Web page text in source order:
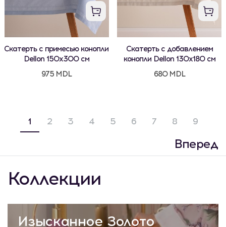
Скатерть с примесью конопли
Dellon 150x300 см
975 MDL
Скатерть с добавлением
конопли Dellon 130x180 см
680 MDL
1 2 3 4 5 6 7 8 9
Вперед
Коллекции
Изысканное Золото